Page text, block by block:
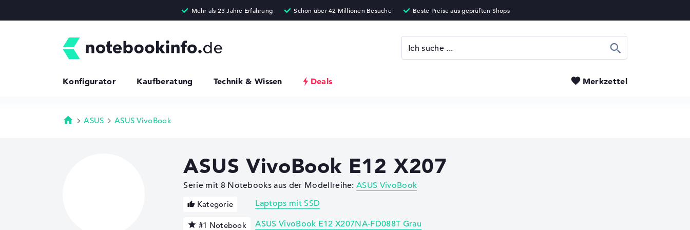
Konfigurator Kaufberatung Technik & Wissen Deals Merkzettel
Startseite
ASUS ASUS VivoBook
ASUS VivoBook E12 X207
Serie mit 8 Notebooks aus der Modellreihe:ASUS VivoBook
Kategorie Laptops mit SSD
#1 Notebook ASUS VivoBook E12 X207NA-FD088T Grau